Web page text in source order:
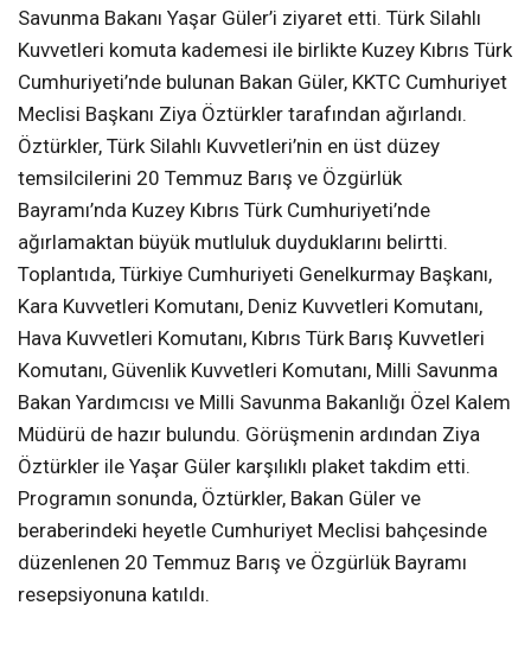
Savunma Bakanı Yaşar Güler’i ziyaret etti. Türk Silahlı
Kuvvetleri komuta kademesi ile birlikte Kuzey Kıbrıs Türk
Cumhuriyeti’nde bulunan Bakan Güler, KKTC Cumhuriyet
Meclisi Başkanı Ziya Öztürkler tarafından ağırlandı.
Öztürkler, Türk Silahlı Kuvvetleri’nin en üst düzey
temsilcilerini 20 Temmuz Barış ve Özgürlük
Bayramı’nda Kuzey Kıbrıs Türk Cumhuriyeti’nde
ağırlamaktan büyük mutluluk duyduklarını belirtti.
Toplantıda, Türkiye Cumhuriyeti Genelkurmay Başkanı,
Kara Kuvvetleri Komutanı, Deniz Kuvvetleri Komutanı,
Hava Kuvvetleri Komutanı, Kıbrıs Türk Barış Kuvvetleri
Komutanı, Güvenlik Kuvvetleri Komutanı, Milli Savunma
Bakan Yardımcısı ve Milli Savunma Bakanlığı Özel Kalem
Müdürü de hazır bulundu. Görüşmenin ardından Ziya
Öztürkler ile Yaşar Güler karşılıklı plaket takdim etti.
Programın sonunda, Öztürkler, Bakan Güler ve
beraberindeki heyetle Cumhuriyet Meclisi bahçesinde
düzenlenen 20 Temmuz Barış ve Özgürlük Bayramı
resepsiyonuna katıldı.